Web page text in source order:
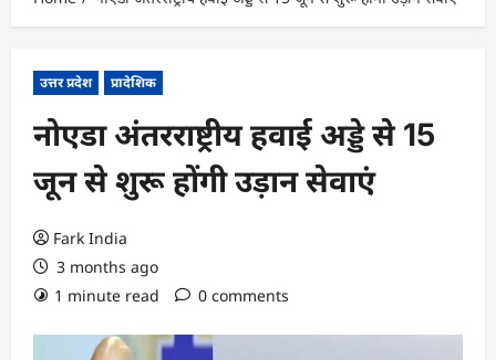
उत्तर प्रदेश प्रादेशिक
नोएडा अंतरराष्ट्रीय हवाई अड्डे से 15
जून से शुरू होंगी उड़ान सेवाएं
Fark India
3 months ago
1 minute read
0 comments